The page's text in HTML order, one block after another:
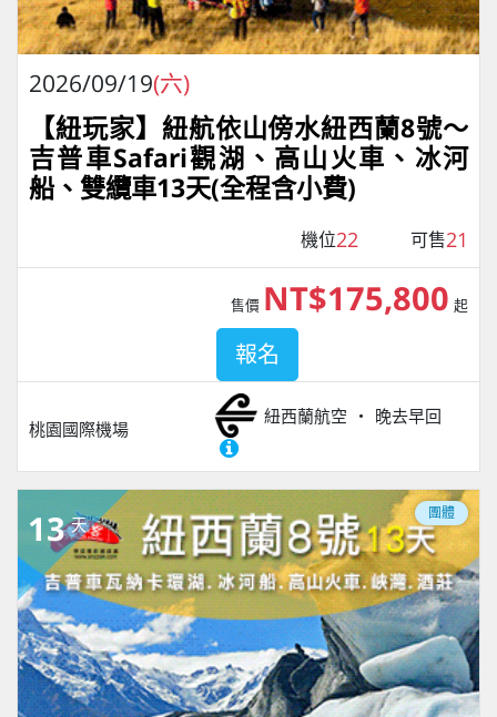
2026/09/19(六)
【紐玩家】紐航依山傍水紐西蘭8號～
吉普車Safari觀湖、高山火車、冰河
船、雙纜車13天(全程含小費)
機位22 可售21
桃園國際機場
紐西蘭航空 晚去早回
售價 NT$175,800 起
報名
13 天
團體